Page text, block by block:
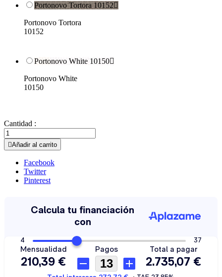
Portonovo Tortora 10152
Portonovo Tortora
10152
Portonovo White 10150
Portonovo White
10150
Cantidad :
Añadir al carrito
Facebook
Twitter
Pinterest